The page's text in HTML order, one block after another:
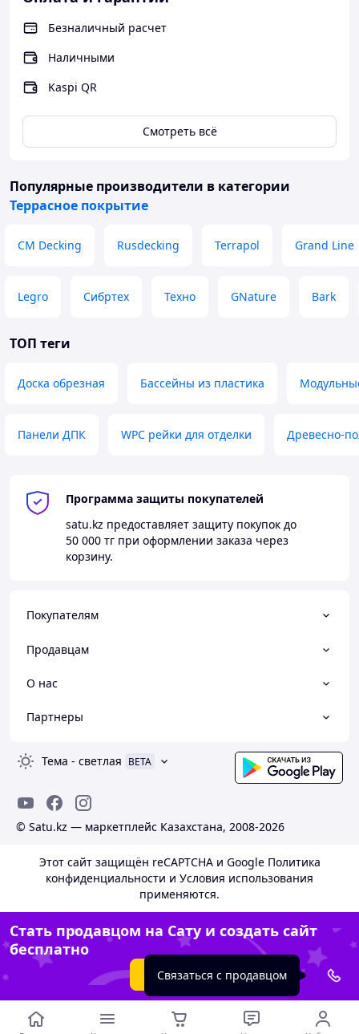
Безналичный расчет
Наличными
Kaspi QR
Смотреть всё
Популярные производители в категории
Террасное покрытие
CM Decking Rusdecking Terrapol Grand Line
Legro Сибртех Техно GNature Bark
ТОП теги
Доска обрезная Бассейны из пластика
Панели ДПК WPC рейки для отделки Древесно-
Программа защиты покупателей
satu.kz предоставляет защиту покупок до
50 000 тг при оформлении заказа через
корзину.
Покупателям
Продавцам
О нас
Партнеры
Тема - светлая BETA
© Satu.kz — маркетплейс Казахстана, 2008-2026
Этот сайт защищён reCAPTCHA и Google Политика
конфиденциальности и Условия использования
применяются.
Стать продавцом на Сату и создать сайт
бесплатно
Создать сайт
Связаться с продавцом